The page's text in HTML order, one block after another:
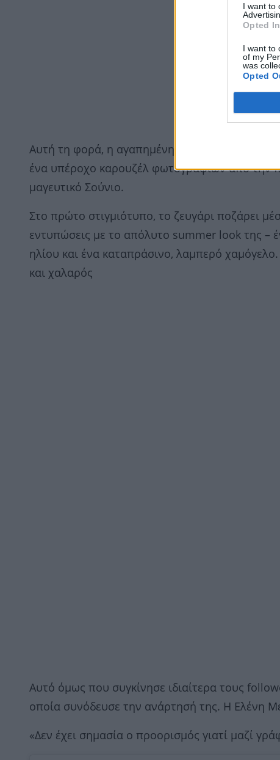
I want to
Opted In
I want to
of my
was
Opted
Αυτή τη φορά, η αγαπημένη παρουσιάστρια
ένα υπέροχο καρουζέλ φωτογραφιών από την
μαγευτικό Σούνιο.
Στο πρώτο στιγμιότυπο, το ζευγάρι ποζάρει
εντυπώσεις με το απόλυτο summer look της –
ηλίου και ένα καταπράσινο, λαμπερό
και χαλαρός
Αυτό όμως που συγκίνησε ιδιαίτερα τους
οποία συνόδευσε την ανάρτησή της. Η Ελένη
«Δεν έχει σημασία ο προορισμός γιατί μαζί